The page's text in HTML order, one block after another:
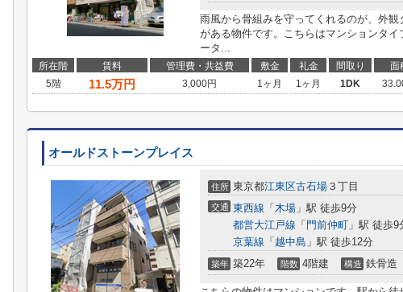
雨風から骨組みを守ってくれるのが、外
がある物件です。こちらはマンションタ
ータ...
所在階 賃料 管理費・共益費 敷金 礼金 間取り 面
5階
11.5万円 3,000円 1ヶ月 1ヶ月 1DK
オールドストーンプレイス
住所 東京都江東区古石場 ３丁目
交通 東西線 「 木場 」駅 徒歩9分
都営大江戸線 「 門前仲町 」駅 徒歩9
京葉線 「 越中島 」駅 徒歩12分
築年 築22年 階数 4階建 構造 鉄骨造